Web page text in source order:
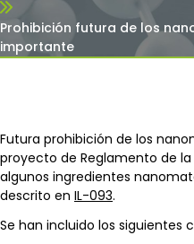
Prohibición futura de los
importante
Futura prohibición de los
proyecto de Reglamento de la
algunos ingredientes
descrito en IL-093.
Se han incluido los siguientes